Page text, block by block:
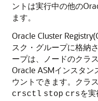
ントは実行中の他の
ます。
Oracle Cluster
スク・グループに格納
ープは、ノードのクラ
Oracle ASMインスタン
ウントできます。クラ
crsctl stop crsを実